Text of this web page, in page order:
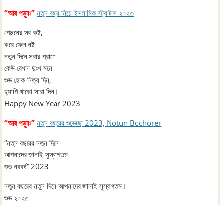
“আর পড়ুনঃ” নতুন বছর নিয়ে ইসলামিক স্ট্যাটাস ২০২৩
পেছনের সব কষ্ট,
করে ফেল নষ্ট
নতুন দিনে সবার প্রাণে
কেউ রেখনা দুঃখ মনে
শুভ হোক নিত্য দিন,
হ্যাপি থাকো সারা দিন।
Happy New Year 2023
“আর পড়ুনঃ” নতুন বছরের শুভেচ্ছা 2023, Notun Bochorer
“নতুন বছরের নতুন দিনে
আপনাদের জানাই সুস্বাগতম
শুভ নববর্ষ” 2023
নতুন বছরের নতুন দিনে আপনাদের জানাই সুস্বাগতম।
শুভ ২০২৩